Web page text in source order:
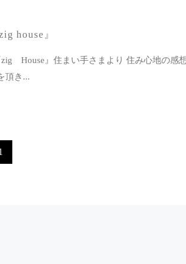
house』
House』住まい手さまより 住み心地の感
頂き...